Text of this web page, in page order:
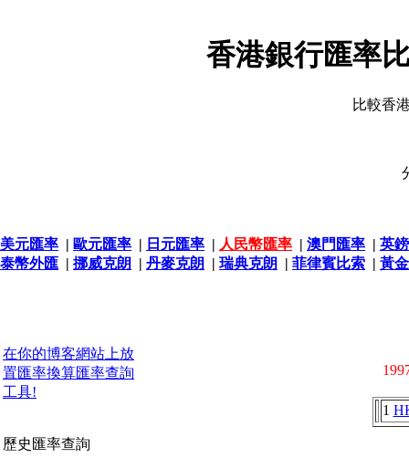
香港銀行匯率
比較香
美元匯率 | 歐元匯率 | 日元匯率 | 人民幣匯率 | 澳門匯率 | 英
泰幣外匯 | 挪威克朗 | 丹麥克朗 | 瑞典克朗 | 菲律賓比索 | 黃
在你的博客網站上放
置匯率換算匯率查詢
工具!
歷史匯率查詢
1